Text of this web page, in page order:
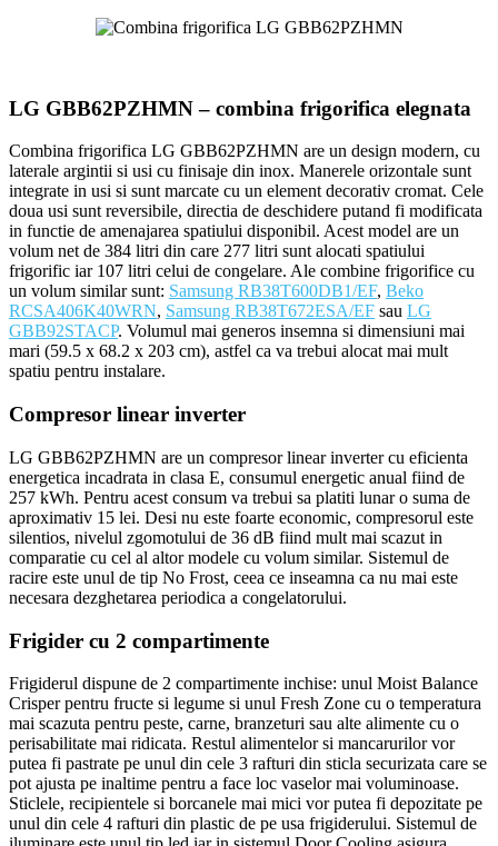
LG GBB62PZHMN – combina frigorifica elegnata
Combina frigorifica LG GBB62PZHMN are un design modern, cu
laterale argintii si usi cu finisaje din inox. Manerele orizontale sunt
integrate in usi si sunt marcate cu un element decorativ cromat. Cele
doua usi sunt reversibile, directia de deschidere putand fi modificata
in functie de amenajarea spatiului disponibil. Acest model are un
volum net de 384 litri din care 277 litri sunt alocati spatiului
frigorific iar 107 litri celui de congelare. Ale combine frigorifice cu
un volum similar sunt: Samsung RB38T600DB1/EF, Beko
RCSA406K40WRN, Samsung RB38T672ESA/EF sau LG
GBB92STACP. Volumul mai generos insemna si dimensiuni mai
mari (59.5 x 68.2 x 203 cm), astfel ca va trebui alocat mai mult
spatiu pentru instalare.
Compresor linear inverter
LG GBB62PZHMN are un compresor linear inverter cu eficienta
energetica incadrata in clasa E, consumul energetic anual fiind de
257 kWh. Pentru acest consum va trebui sa platiti lunar o suma de
aproximativ 15 lei. Desi nu este foarte economic, compresorul este
silentios, nivelul zgomotului de 36 dB fiind mult mai scazut in
comparatie cu cel al altor modele cu volum similar. Sistemul de
racire este unul de tip No Frost, ceea ce inseamna ca nu mai este
necesara dezghetarea periodica a congelatorului.
Frigider cu 2 compartimente
Frigiderul dispune de 2 compartimente inchise: unul Moist Balance
Crisper pentru fructe si legume si unul Fresh Zone cu o temperatura
mai scazuta pentru peste, carne, branzeturi sau alte alimente cu o
perisabilitate mai ridicata. Restul alimentelor si mancarurilor vor
putea fi pastrate pe unul din cele 3 rafturi din sticla securizata care se
pot ajusta pe inaltime pentru a face loc vaselor mai voluminoase.
Sticlele, recipientele si borcanele mai mici vor putea fi depozitate pe
unul din cele 4 rafturi din plastic de pe usa frigiderului. Sistemul de